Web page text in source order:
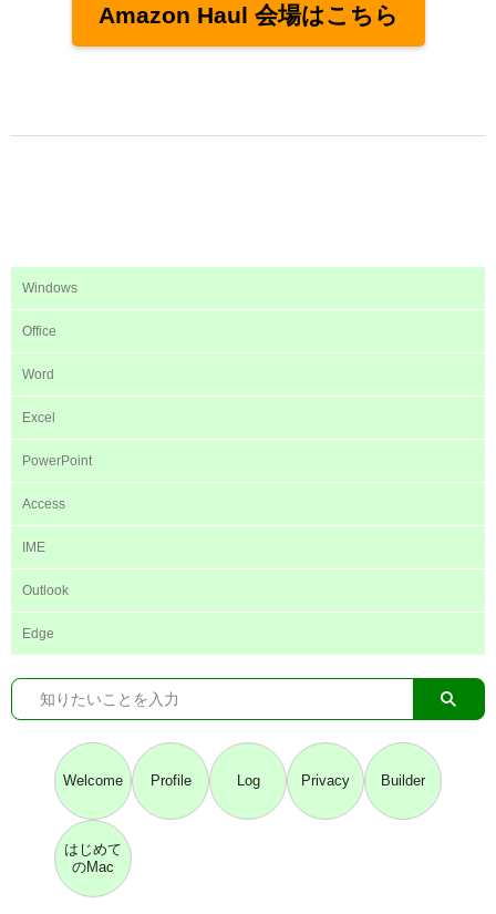
Amazon Haul 会場はこちら
Windows
Office
Word
Excel
PowerPoint
Access
IME
Outlook
Edge
Welcome Profile Log Privacy Builder
はじめて
のMac